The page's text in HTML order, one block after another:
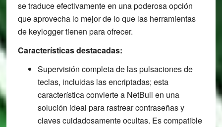
se traduce efectivamente en una poderosa opción
que aprovecha lo mejor de lo que las herramientas
de keylogger tienen para ofrecer.
Características destacadas:
Supervisión completa de las pulsaciones de
teclas, incluidas las encriptadas; esta
característica convierte a NetBull en una
solución ideal para rastrear contraseñas y
claves cuidadosamente ocultas. Es compatible